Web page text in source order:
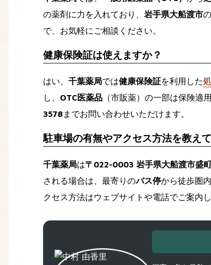
の薬剤に力を入れており、 岩手県大船渡市
で、お気軽にご相談ください。
健康保険証は使えますか？
はい、 千葉薬局では健康保険証を利用した
し、 OTC医薬品 （市販薬）の一部は保険適
3578 までお問い合わせいただけます。
駐車場の有無やアクセス方法を教え
千葉薬局は〒022-0003 岩手県大船渡市盛
される場合は、最寄りのバス停から徒歩圏
クセス方法はウェブサイトや電話でご案内し